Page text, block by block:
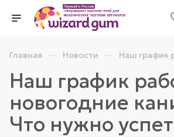
Главная — Новости — Наш график
Наш график
новогодние
Что нужно